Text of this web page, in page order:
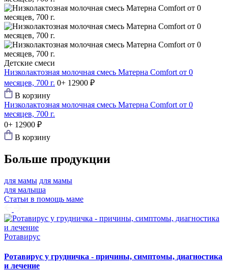
Детские смеси
Низколактозная молочная смесь Матерна Comfort от 0
месяцев, 700 г. 0+ 12900 ₽
В корзину
Низколактозная молочная смесь Матерна Comfort от 0
месяцев, 700 г.
0+ 12900 ₽
В корзину
Больше продукции
для мамы для мамы
для малыша
Статьи в помощь маме
Ротавирус
Ротавирус у грудничка - причины, симптомы, диагностика
и лечение